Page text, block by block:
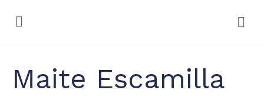
Maite Escamilla